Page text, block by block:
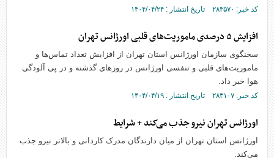
کد خبر: ۲۸۳۵۷۰ تاریخ انتشار : ۱۴۰۴/۰۴/۲۴
افزایش ۵ درصدی ماموریت‌های قلبی اورژانس تهران
سخنگوی سازمان اورژانس استان تهران از افزایش تعداد تماس‌ها و
ماموریت‌های قلبی و تنفسی اورژانس در روزهای گذشته و در پی آلودگی
هوا خبر داد.
کد خبر: ۲۸۳۱۰۷ تاریخ انتشار : ۱۴۰۴/۰۴/۱۹
اورژانس تهران نیرو جذب می‌کند + شرایط
اورژانس استان تهران از میان دارندگان مدرک کاردانی و بالاتر نیرو جذب
می‌کند.